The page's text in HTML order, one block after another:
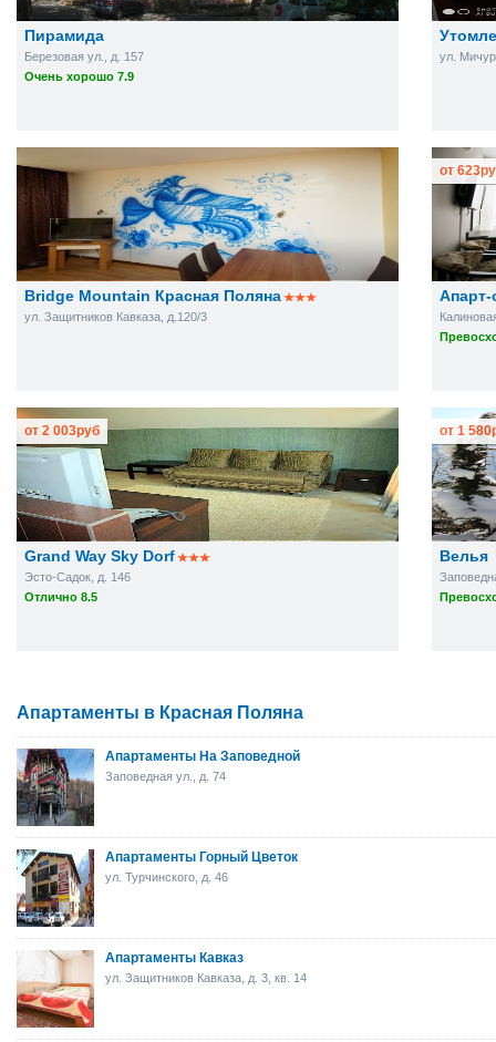
Пирамида
Березовая ул., д. 157
Очень хорошо 7.9
ул.
Bridge Mountain Красная Поляна
ул. Защитников Кавказа, д.120/3
от 623
Grand Way Sky Dorf
Эсто-Садок, д. 146
Отлично 8.5
от 2 003руб
Велья
от 1 580
Апартаменты в Красная Поляна
Апартаменты На Заповедной
Заповедная ул., д. 74
Апартаменты Горный Цветок
ул. Турчинского, д. 46
Апартаменты Кавказ
ул. Защитников Кавказа, д. 3, кв. 14